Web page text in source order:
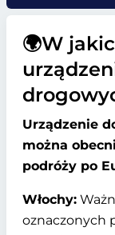
🌍W
Urządzenie
można
podróży po
Włochy:
oznaczonych